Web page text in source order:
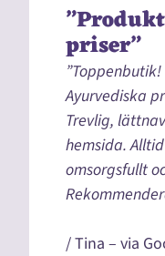
priser”
Ayurvediska
Trevlig,
hemsida.
omsorgsfullt
/ Tina – via